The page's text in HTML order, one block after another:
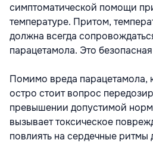
симптоматической помощи
температуре. Притом,
должна всегда
парацетамола. Это
Помимо вреда парацетамола,
остро стоит вопрос
превышении допустимой
вызывает токсическое
повлиять на сердечные ритмы